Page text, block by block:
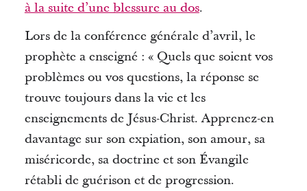
à la suite d’une blessure au dos.
Lors de la conférence générale d’avril, le
prophète a enseigné : « Quels que soient vos
problèmes ou vos questions, la réponse se
trouve toujours dans la vie et les
enseignements de Jésus-Christ. Apprenez-en
davantage sur son expiation, son amour, sa
miséricorde, sa doctrine et son Évangile
rétabli de guérison et de progression.